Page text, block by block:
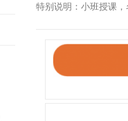
特别说明：小班授课